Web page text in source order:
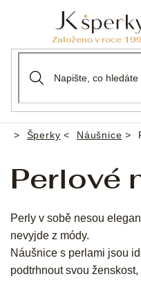
Domů
Šperky Náušnice
Perlové
Perly v sobě nesou
nevyjde z módy.
Náušnice s perlami jsou
podtrhnout svou